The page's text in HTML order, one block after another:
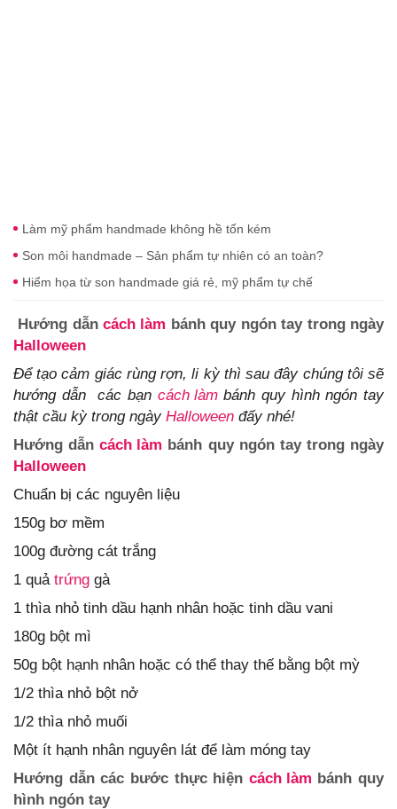
Làm mỹ phẩm handmade không hề tốn kém
Son môi handmade – Sản phẩm tự nhiên có an toàn?
Hiểm họa từ son handmade giá rẻ, mỹ phẩm tự chế
Hướng dẫncách làm bánh quy ngón tay trong ngày
Halloween
Để tạo cảm giác rùng rợn, li kỳ thì sau đây chúng tôi sẽ
hướng dẫn các bạn cách làmbánh quy hình ngón tay
thật cầu kỳ trong ngày Halloween đấy nhé!
Hướng dẫncách làm bánh quy ngón tay trong ngày
Halloween
Chuẩn bị các nguyên liệu
150g bơ mềm
100g đường cát trắng
1 quả trứng gà
1 thìa nhỏ tinh dầu hạnh nhân hoặc tinh dầu vani
180g bột mì
50g bột hạnh nhân hoặc có thể thay thế bằng bột mỳ
1/2 thìa nhỏ bột nở
1/2 thìa nhỏ muối
Một ít hạnh nhân nguyên lát để làm móng tay
Hướng dẫn các bước thực hiện cách làm bánh quy
hình ngón tay